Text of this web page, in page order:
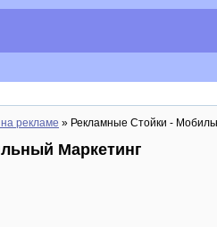
рекламе » Рекламные Стойки -
Маркетинг